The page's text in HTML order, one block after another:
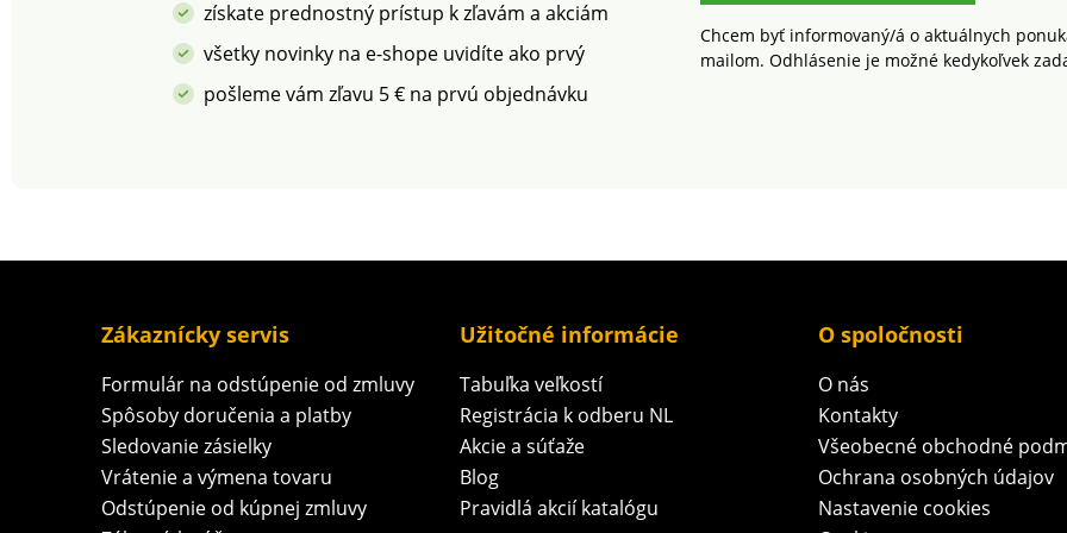
na
získate prednostný prístup k zľavám a akciám
všetky novinky na e-shope uvidíte ako prvý
pošleme vám zľavu 5 € na prvú objednávku
Chcem byť informovaný/á o aktuálnych
mailom. Odhlásenie je možné kedykoľvek
Zákaznícky servis
Formulár na odstúpenie od zmluvy
Spôsoby doručenia a platby
Sledovanie zásielky
Vrátenie a výmena tovaru
Odstúpenie od kúpnej zmluvy
Užitočné informácie
Tabuľka veľkostí
Registrácia k odberu NL
Akcie a súťaže
Blog
Pravidlá akcií katalógu
O spoločnosti
O nás
Kontakty
Všeobecné obchodné
Ochrana osobných údajov
Nastavenie cookies